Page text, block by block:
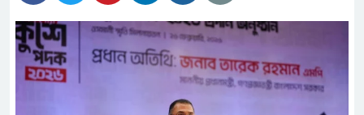
ব্যবসায়িক অগ্রযাত্রায় নতুন অধ্যায়
স্থিতিশীল সরকার,প্রবাসীদের বিনিয়োগের এখনই
স্থিতিশীল সরকার,প্রবাসীদের বিনিয়োগের এখনই